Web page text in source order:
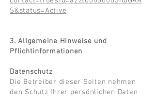
S&status=Active.
3. Allgemeine Hinweise und
Pflichtinformationen
Datenschutz
Die Betreiber dieser Seiten nehmen
den Schutz Ihrer persönlichen Daten